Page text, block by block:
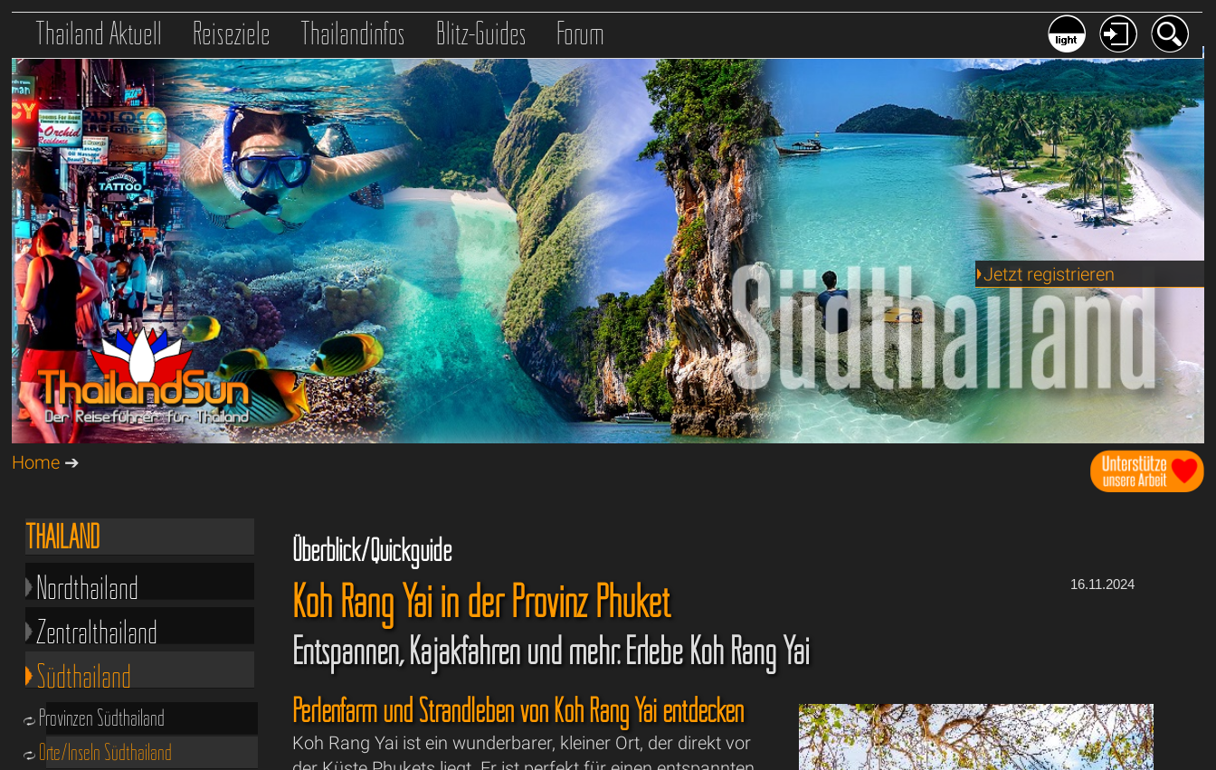
Thailand Aktuell Reiseziele Thailandinfos Blitz-Guides Forum
Jetzt registrieren
Home ➔
Überblick/Quickguide
16.11.2024
Koh Rang Yai in der Provinz Phuket
Entspannen, Kajakfahren und mehr: Erlebe Koh Rang Yai
Perlenfarm und Strandleben von Koh Rang Yai entdecken
Koh Rang Yai ist ein wunderbarer, kleiner Ort, der direkt vor
THAILAND
Nordthailand
Zentralthailand
Südthailand
Provinzen Südthailand
Orte/Inseln Südthailand